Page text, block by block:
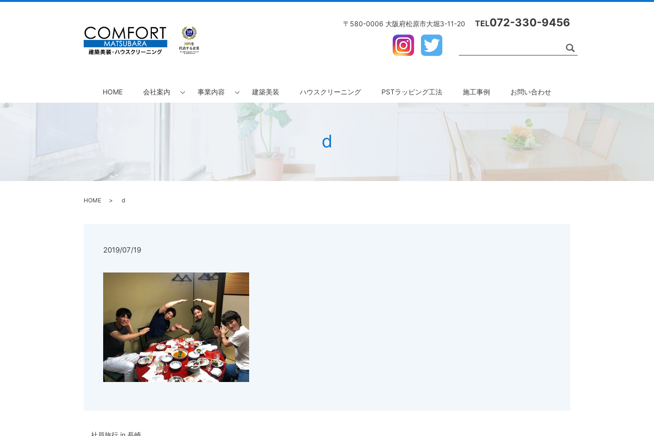
〒580-0006 大阪府松原市大堀3-11-20 TEL072-330-9456
HOME 会社案内 事業内容 建築美装 ハウスクリーニング PSTラッピング工法 施工事例 お問い合わせ
d
HOME d
2019/07/19